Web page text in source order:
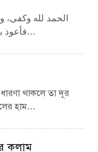
الحمد لله وكفى،
فأعوذ بالله من الشيطان الرجيم، بسم الله الرح…
থাকলে তা দূর
হাম…
কলাম